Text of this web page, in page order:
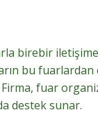
birebir
bu
fuar
destek sunar.